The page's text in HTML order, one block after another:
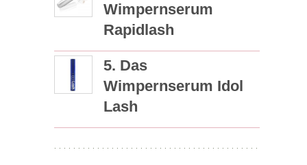
Wimpernserum
Rapidlash
5. Das
Wimpernserum Idol
Lash